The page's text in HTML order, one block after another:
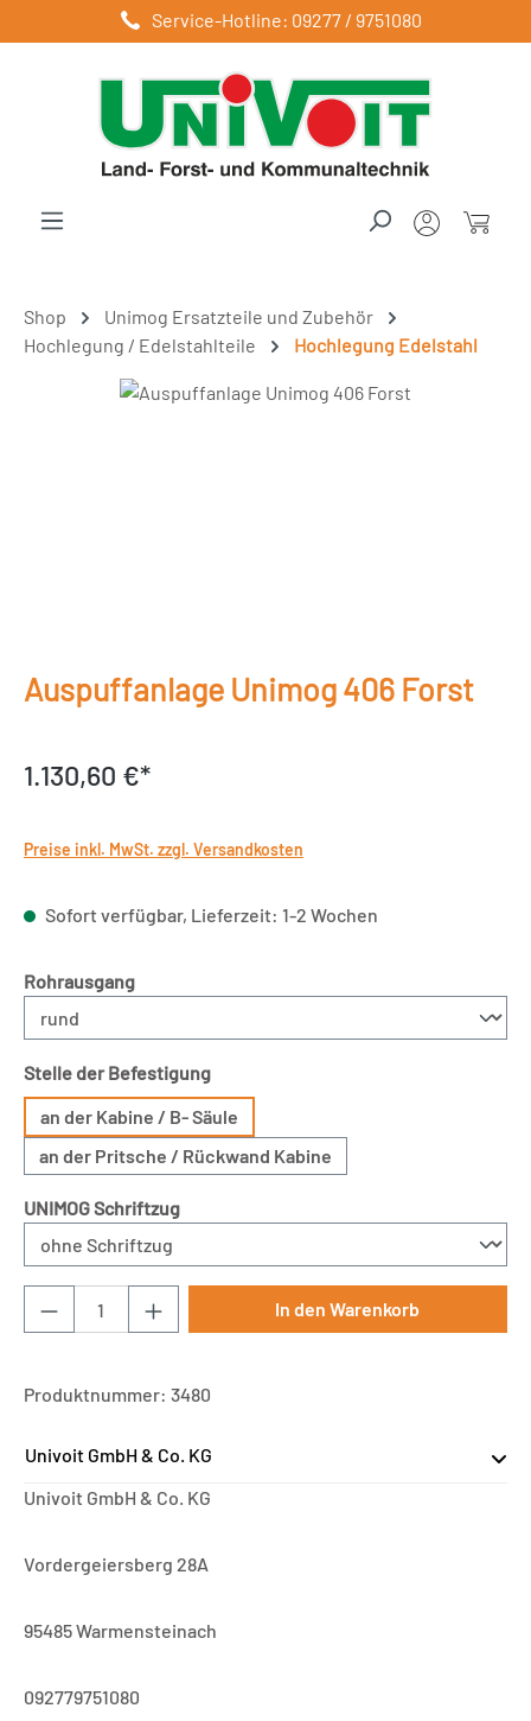
Zum Hauptinhalt springenService-Hotline: 09277 / 9751080
Shop
Unimog Ersatzteile und Zubehör
Hochlegung / Edelstahlteile
Hochlegung Edelstahl
Bildergalerie überspringen
Auspuffanlage Unimog 406 Forst
1.130,60 €*
Preise inkl. MwSt. zzgl. Versandkosten
Sofort verfügbar, Lieferzeit: 1-2 Wochen
Rohrausgangauswählen
Stelle der Befestigungauswählen
an der Kabine / B- Säule
an der Pritsche / Rückwand Kabine
UNIMOG Schriftzugauswählen
Produkt Anzahl: Gib den gewünschten
In den Warenkorb
Produktnummer: 3480
Univoit GmbH & Co. KG
Univoit GmbH & Co. KG
Vordergeiersberg 28A
95485 Warmensteinach
092779751080